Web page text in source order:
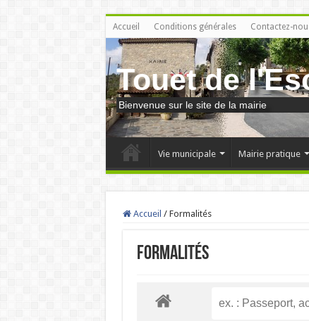
Accueil Conditions générales Contactez-
Touet de
Bienvenue sur le site de la mairie
Vie municipale Mairie pratique
Accueil / Formalités
Formalités